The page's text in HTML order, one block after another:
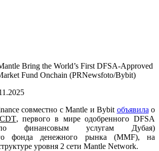
Bring the World’s First DFSA-Approved
Fund Onchain (PRNewsfoto/Bybit)
совместно с Mantle и Bybit объявила о
, первого в мире одобренного DFSA
финансовым услугам Дубая)
фонда денежного рынка (MMF), на
уровня 2 сети Mantle Network.